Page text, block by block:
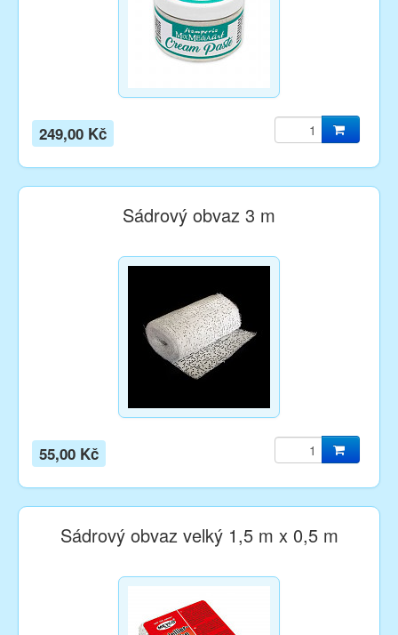
249,00 Kč
Sádrový obvaz 3 m
55,00 Kč
Sádrový obvaz velký 1,5 m x 0,5 m